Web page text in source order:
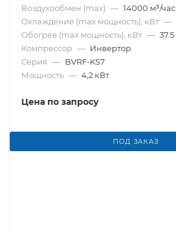
Воздухообмен (max) — 14000 м³/час
Охлаждение (max мощность), кВт —
Обогрев (max мощность), кВт — 37.5
Компрессор — Инвертор
Серия — BVRF-KS7
Мощность — 4,2 кВт
Цена по запросу
ПОД ЗАКАЗ